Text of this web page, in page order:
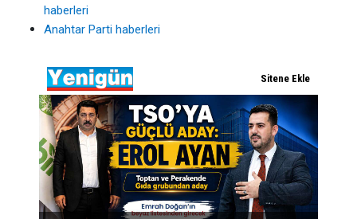
haberleri
Anahtar Parti haberleri